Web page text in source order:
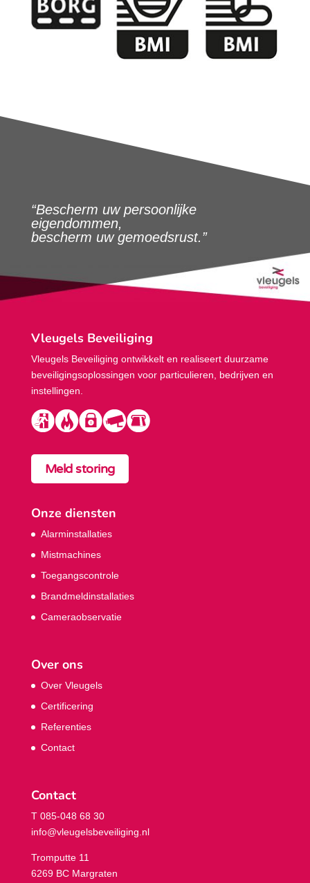
“Bescherm uw persoonlijke
eigendommen,
bescherm uw gemoedsrust.”
Vleugels Beveiliging
Vleugels Beveiliging ontwikkelt en realiseert duurzame
beveiligings­oplossingen voor particulieren, bedrijven en
instellingen.
Meld storing
Onze diensten
Alarminstallaties
Mistmachines
Toegangscontrole
Brandmeldinstallaties
Cameraobservatie
Over ons
Over Vleugels
Certificering
Referenties
Contact
Contact
T 085-048 68 30
info@vleugelsbeveiliging.nl
Tromputte 11
6269 BC Margraten